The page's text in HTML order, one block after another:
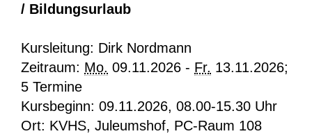
/ Bildungsurlaub
Kursleitung: Dirk Nordmann
Zeitraum: Mo. 09.11.2026 - Fr. 13.11.2026;
5 Termine
Kursbeginn: 09.11.2026, 08.00-15.30 Uhr
Ort: KVHS, Juleumshof, PC-Raum 108